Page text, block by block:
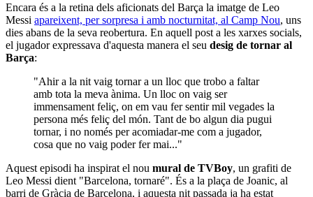
Encara és a la retina dels aficionats del Barça la imatge de Leo
Messi apareixent, per sorpresa i amb nocturnitat, al Camp Nou, uns
dies abans de la seva reobertura. En aquell post a les xarxes socials,
el jugador expressava d'aquesta manera el seu desig de tornar al
Barça:
"Ahir a la nit vaig tornar a un lloc que trobo a faltar
amb tota la meva ànima. Un lloc on vaig ser
immensament feliç, on em vau fer sentir mil vegades la
persona més feliç del món. Tant de bo algun dia pugui
tornar, i no només per acomiadar-me com a jugador,
cosa que no vaig poder fer mai..."
Aquest episodi ha inspirat el nou mural de TVBoy, un grafiti de
Leo Messi dient "Barcelona, tornaré". És a la plaça de Joanic, al
barri de Gràcia de Barcelona, i aquesta nit passada ja ha estat